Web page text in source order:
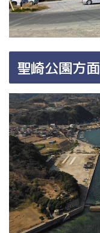
聖崎公園方面